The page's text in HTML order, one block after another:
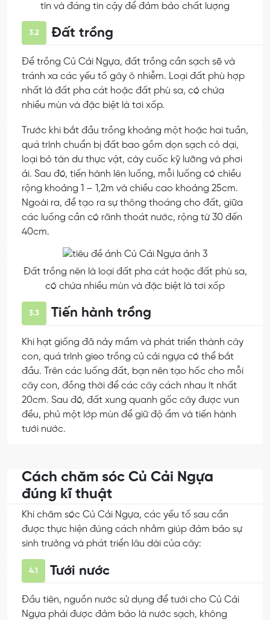
tín và đáng tin cậy để đảm bảo chất lượng
3.2 Đất trồng
Để trồng Củ Cải Ngựa, đất trồng cần sạch sẽ và
tránh xa các yếu tố gây ô nhiễm. Loại đất phù hợp
nhất là đất pha cát hoặc đất phù sa, có chứa
nhiều mùn và đặc biệt là tơi xốp.
Trước khi bắt đầu trồng khoảng một hoặc hai tuần,
quá trình chuẩn bị đất bao gồm dọn sạch cỏ dại,
loại bỏ tàn dư thực vật, cày cuốc kỹ lưỡng và phơi
ải. Sau đó, tiến hành lên luống, mỗi luống có chiều
rộng khoảng 1 – 1,2m và chiều cao khoảng 25cm.
Ngoài ra, để tạo ra sự thông thoáng cho đất, giữa
các luống cần có rãnh thoát nước, rộng từ 30 đến
40cm.
Đất trồng nên là loại đất pha cát hoặc đất phù sa,
có chứa nhiều mùn và đặc biệt là tơi xốp
3.3 Tiến hành trồng
Khi hạt giống đã nảy mầm và phát triển thành cây
con, quá trình gieo trồng củ cải ngựa có thể bắt
đầu. Trên các luống đất, bạn nên tạo hốc cho mỗi
cây con, đồng thời để các cây cách nhau ít nhất
20cm. Sau đó, đất xung quanh gốc cây được vun
đều, phủ một lớp mùn để giữ độ ẩm và tiến hành
tưới nước.
Cách chăm sóc Củ Cải Ngựa
đúng kĩ thuật
Khi chăm sóc Củ Cải Ngựa, các yếu tố sau cần
được thực hiện đúng cách nhằm giúp đảm bảo sự
sinh trưởng và phát triển lâu dài của cây:
4.1 Tưới nước
Đầu tiên, nguồn nước sử dụng để tưới cho Củ Cải
Ngựa phải được đảm bảo là nước sạch, không